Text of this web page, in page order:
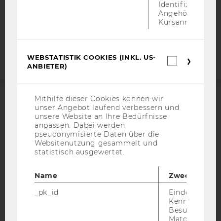
Barrierefreiheitserklärung
ACCREDITED BY:
EQUIS AACSB
AMBA
Identifizierung
Angehörige/r für
Kursanmeldung.
WEBSTATISTIK COOKIES (INKL. US-
ANBIETER)
Mithilfe dieser Cookies können wir
unser Angebot laufend verbessern und
unsere Website an Ihre Bedürfnisse
anpassen. Dabei werden
pseudonymisierte Daten über die
Websitenutzung gesammelt und
statistisch ausgewertet.
Name
Zweck
_pk_id
Eindeutige
Besuchers
Matomo.